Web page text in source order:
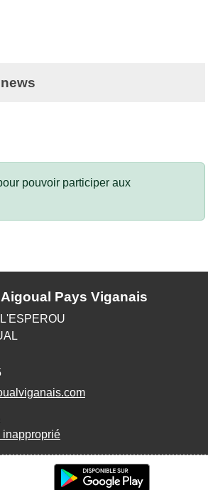
pouvoir participer aux
Pays Viganais
inapproprié